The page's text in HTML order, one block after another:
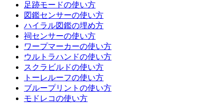
足跡モードの使い方
図鑑センサーの使い方
ハイラル図鑑の埋め方
祠センサーの使い方
ワープマーカーの使い方
ウルトラハンドの使い方
スクラビルドの使い方
トーレルーフの使い方
ブループリントの使い方
モドレコの使い方